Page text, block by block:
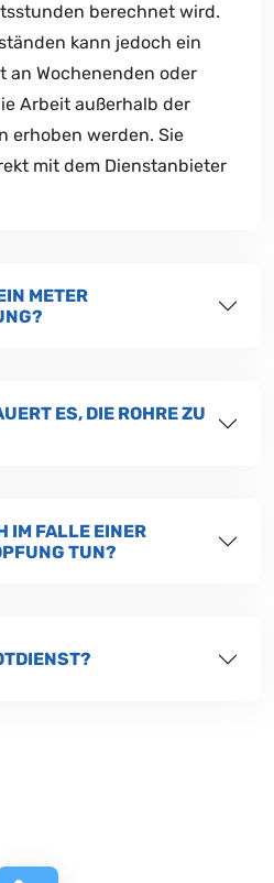
berechnet wird.
kann jedoch ein
an Wochenenden oder
Arbeit außerhalb der
erhoben werden. Sie
mit dem Dienstanbieter
METER
ES, DIE ROHRE ZU
IM FALLE EINER
TUN?